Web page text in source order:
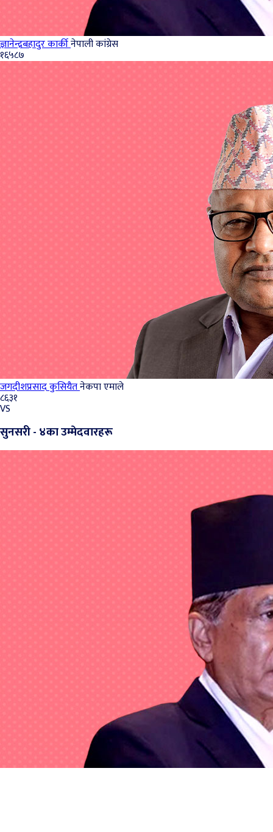
ज्ञानेन्द्रबहादुर कार्कीनेपाली कांग्रेस
१६५८७
जगदीशप्रसाद कुसियैतनेकपा एमाले
८६३१
VS
सुनसरी - ४का उम्मेदवारहरू